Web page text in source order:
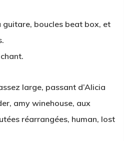
guitare, boucles beat box, et
large, passant d’Alicia
amy winehouse, aux
réarrangées, human, lost